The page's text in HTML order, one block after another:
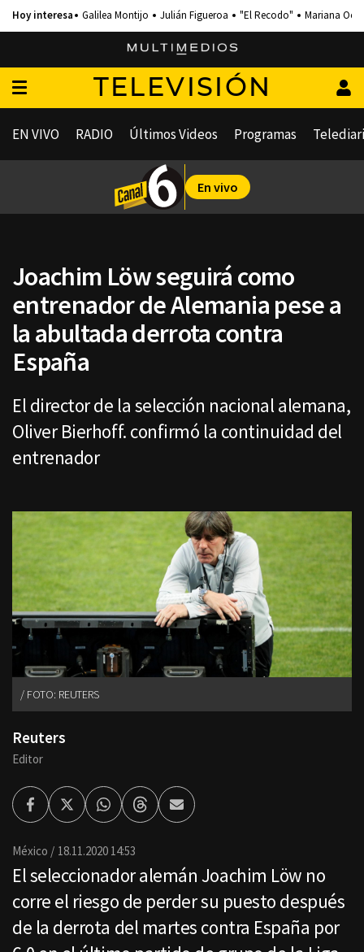
Galilea Montijo Julián Figueroa "El Recodo" Mariana
TELEVISIÓN
EN VIVO RADIO Últimos Videos Programas
En vivo
Joachim Löw seguirá como
entrenador de Alemania pese a
la abultada derrota contra
España
El director de la selección nacional alemana,
Oliver Bierhoff. confirmó la continuidad del
entrenador
FOTO: REUTERS
Reuters
Editor
FacebookTwitterWhatsappThreadsEnviar
por
México 18.11.2020 14:53
El seleccionador alemán Joachim Löw no
corre el riesgo de perder su puesto después
de la derrota del martes contra España por